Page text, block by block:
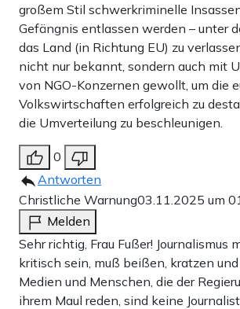
großem Stil schwerkriminelle
Gefängnis entlassen werden – unter
das Land (in Richtung EU) zu
nicht nur bekannt, sondern auch mit
von NGO-Konzernen gewollt, um die
Volkswirtschaften erfolgreich zu
die Umverteilung zu beschleunigen.
0
Antworten
Christliche Warnung03.11.2025 um
Melden
Sehr richtig, Frau Fußer! Journalismus
kritisch sein, muß beißen, kratzen
Medien und Menschen, die der
ihrem Maul reden, sind keine